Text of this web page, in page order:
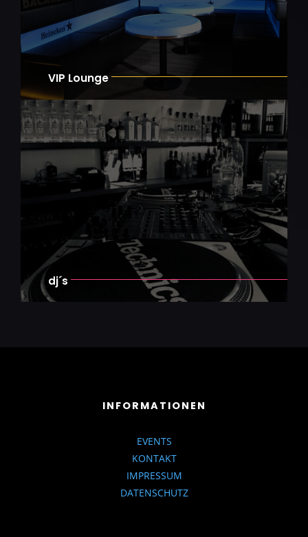
VIP Lounge
dj´s
INFORMATIONEN
EVENTS
KONTAKT
IMPRESSUM
DATENSCHUTZ